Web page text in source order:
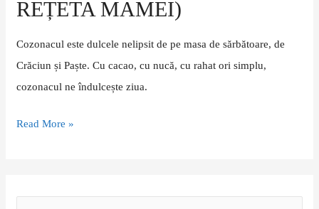
REȚETA MAMEI)
Cozonacul este dulcele nelipsit de pe masa de sărbătoare, de
Crăciun și Paște. Cu cacao, cu nucă, cu rahat ori simplu,
cozonacul ne îndulcește ziua.
(inspirat
de
rețeta
Read More »